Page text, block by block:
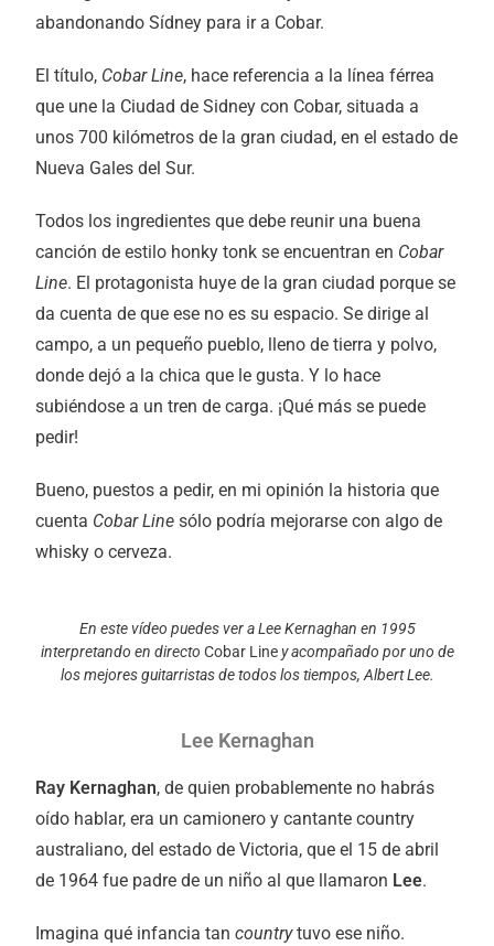
abandonando Sídney para ir a Cobar.
El título, Cobar Line, hace referencia a la línea férrea
que une la Ciudad de Sidney con Cobar, situada a
unos 700 kilómetros de la gran ciudad, en el estado de
Nueva Gales del Sur.
Todos los ingredientes que debe reunir una buena
canción de estilo honky tonk se encuentran en Cobar
Line. El protagonista huye de la gran ciudad porque se
da cuenta de que ese no es su espacio. Se dirige al
campo, a un pequeño pueblo, lleno de tierra y polvo,
donde dejó a la chica que le gusta. Y lo hace
subiéndose a un tren de carga. ¡Qué más se puede
pedir!
Bueno, puestos a pedir, en mi opinión la historia que
cuenta Cobar Line sólo podría mejorarse con algo de
whisky o cerveza.
En este vídeo puedes ver a Lee Kernaghan en 1995
interpretando en directo Cobar Liney acompañado por uno de
los mejores guitarristas de todos los tiempos, Albert Lee.
Lee Kernaghan
Ray Kernaghan, de quien probablemente no habrás
oído hablar, era un camionero y cantante country
australiano, del estado de Victoria, que el 15 de abril
de 1964 fue padre de un niño al que llamaron Lee.
Imagina qué infancia tancountrytuvo ese niño.